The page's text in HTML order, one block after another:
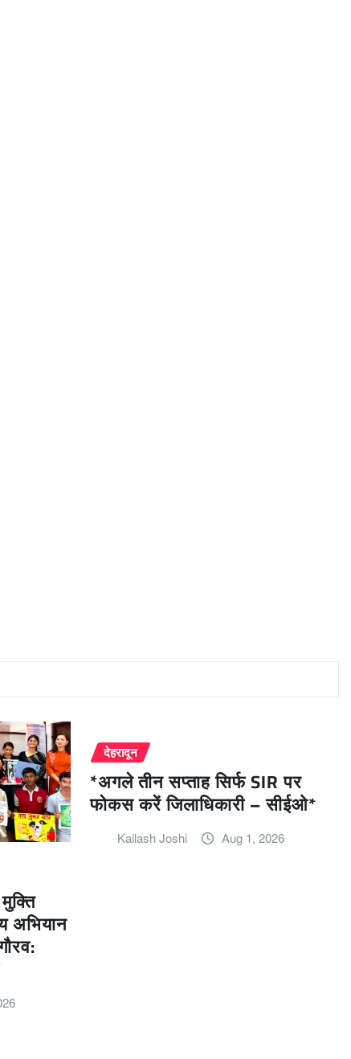
अभियान
देहरादून
*अगले तीन सप्ताह सिर्फ SIR पर
फोकस करें जिलाधिकारी – सीईओ*
Kailash Joshi Aug 1, 2026